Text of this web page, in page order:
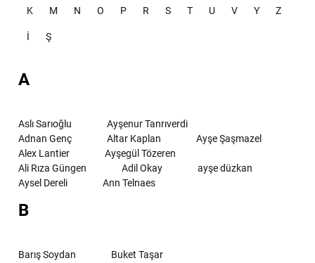
K M N O P R S T U V Y Z
İ Ş
A
Aslı Sarıoğlu
Ayşenur Tanrıverdi
Adnan Genç
Altar Kaplan
Ayşe Şaşmazel
Alex Lantier
Ayşegül Tözeren
Ali Rıza Güngen
Adil Okay
ayşe düzkan
Aysel Dereli
Ann Telnaes
B
Barış Soydan
Buket Taşar